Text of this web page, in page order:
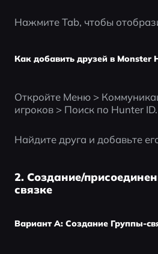
Нажмите Tab, чтобы
Как добавить друзей в Monster
Откройте Меню >
игроков > Поиск по Hunter ID.
Найдите друга и добавьте
2. Создание/
связке
Вариант A: Создание Группы-